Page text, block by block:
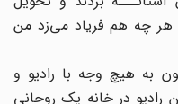
هر چه هم فریاد می‌زد من
به هیچ وجه با رادیو و
در خانه یک روحانی